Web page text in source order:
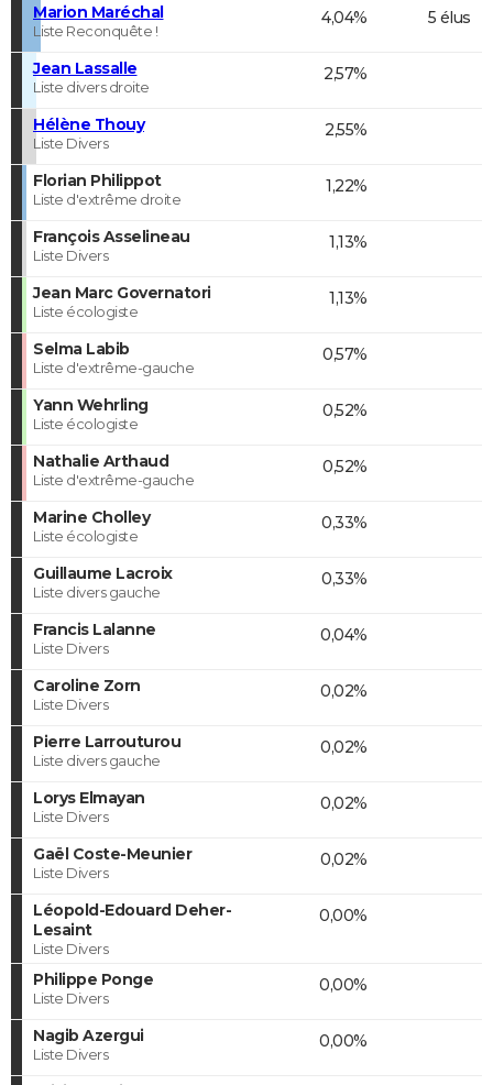
Marion Maréchal
Liste Reconquête !
4,04% 5 élus
Jean Lassalle
Liste divers droite
2,57%
Hélène Thouy
Liste Divers
2,55%
Florian Philippot
Liste d'extrême droite
1,22%
François Asselineau
Liste Divers
1,13%
Jean Marc Governatori
Liste écologiste
1,13%
Selma Labib
Liste d'extrême-gauche
0,57%
Yann Wehrling
Liste écologiste
0,52%
Nathalie Arthaud
Liste d'extrême-gauche
0,52%
Marine Cholley
Liste écologiste
0,33%
Guillaume Lacroix
Liste divers gauche
0,33%
Francis Lalanne
Liste Divers
0,04%
Caroline Zorn
Liste Divers
0,02%
Pierre Larrouturou
Liste divers gauche
0,02%
Lorys Elmayan
Liste Divers
0,02%
Gaël Coste-Meunier
Liste Divers
0,02%
Léopold-Edouard Deher-
Lesaint
Liste Divers
0,00%
Philippe Ponge
Liste Divers
0,00%
Nagib Azergui
Liste Divers
0,00%